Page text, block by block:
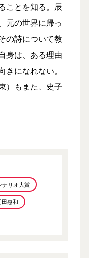
ことを知る。辰
元の世界に帰っ
の詩について教
身は、ある理由
になれない。
）もまた、史子
ナリオ大賞
田惠和